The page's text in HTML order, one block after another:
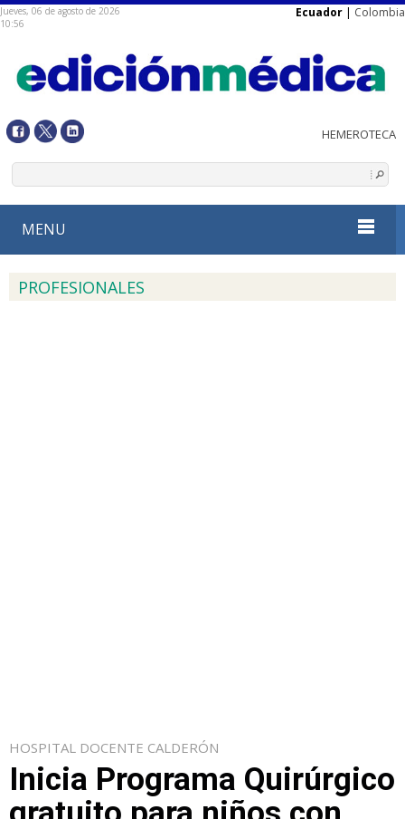
Jueves, 06 de agosto de 2026
10:56
Ecuador | Colombia
MENU
PROFESIONALES
HOSPITAL DOCENTE CALDERÓN
Inicia Programa Quirúrgico